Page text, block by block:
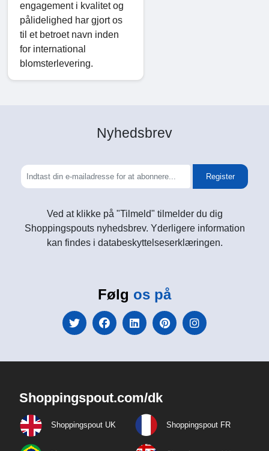
engagement i kvalitet og
pålidelighed har gjort os
til et betroet navn inden
for international
blomsterlevering.
Nyhedsbrev
Register
Ved at klikke på "Tilmeld" tilmelder du dig
Shoppingspouts nyhedsbrev. Yderligere information
kan findes i databeskyttelseserklæringen.
Følg os på
Shoppingspout.com/dk
Shoppingspout UK Shoppingspout FR